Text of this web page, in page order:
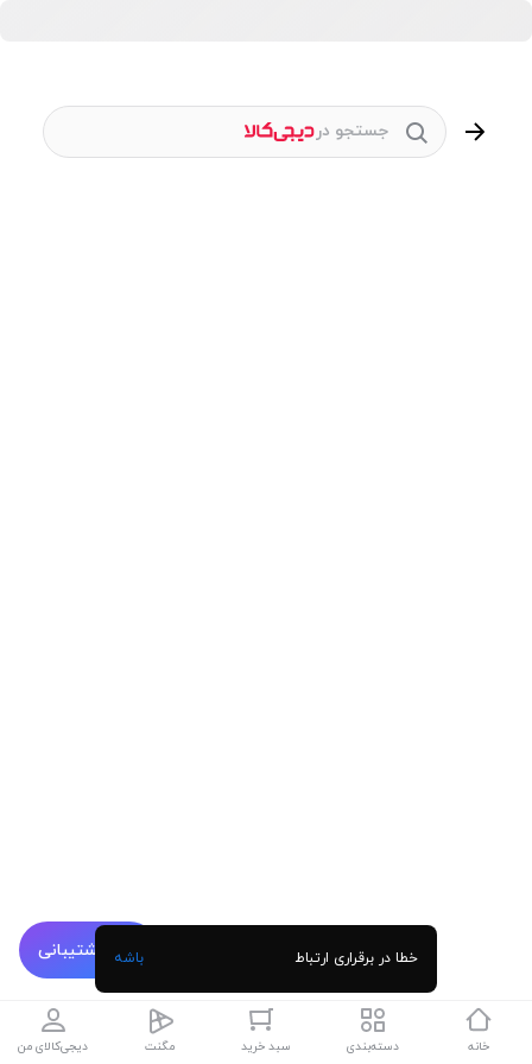
پشتیبانی
جستجو در
خانه دسته‌بندی سبد خرید مگنت دیجی‌کالای من
خطا در برقراری ارتباط باشه